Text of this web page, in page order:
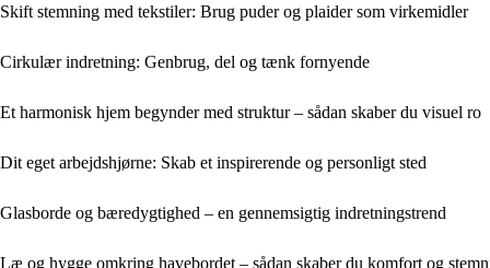
Skift stemning med tekstiler: Brug puder og plaider som virkemidler
Cirkulær indretning: Genbrug, del og tænk fornyende
Et harmonisk hjem begynder med struktur – sådan skaber du visuel ro
Dit eget arbejdshjørne: Skab et inspirerende og personligt sted
Glasborde og bæredygtighed – en gennemsigtig indretningstrend
Læ og hygge omkring havebordet – sådan skaber du komfort og